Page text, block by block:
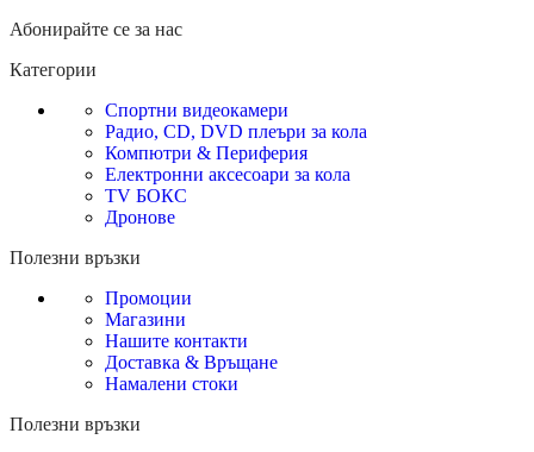
Абонирайте се за нас
Категории
Спортни видеокамери
Радио, CD, DVD плеъри за кола
Компютри & Периферия
Електронни аксесоари за кола
TV БОКС
Дронове
Полезни връзки
Промоции
Магазини
Нашите контакти
Доставка & Връщане
Намалени стоки
Полезни връзки